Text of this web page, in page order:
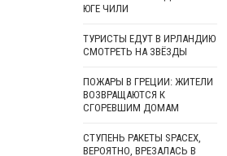
ЮГЕ ЧИЛИ
ТУРИСТЫ ЕДУТ В ИРЛАНДИЮ
СМОТРЕТЬ НА ЗВЁЗДЫ
ПОЖАРЫ В ГРЕЦИИ: ЖИТЕЛИ
ВОЗВРАЩАЮТСЯ К
СГОРЕВШИМ ДОМАМ
СТУПЕНЬ РАКЕТЫ SPACEX,
ВЕРОЯТНО, ВРЕЗАЛАСЬ В